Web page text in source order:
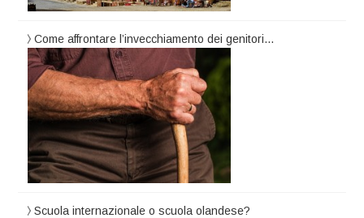
Come affrontare l’invecchiamento dei genitori…
Scuola internazionale o scuola olandese?